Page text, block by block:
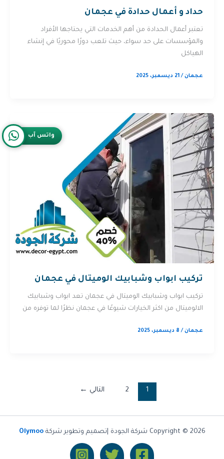
حداد و أعمال حدادة في عجمان
تعتبر أعمال الحدادة من أهم الخدمات التي يحتاجها الأفراد
والمؤسسات على حد سواء، حيث تلعب دورًا محوريًا في إنشاء
الهياكل
عجمان/21 ديسمبر، 2025
تركيب ابواب وشبابيك الوميتال في عجمان
تركيب ابواب وشبابيك الوميتال في عجمان تعد ابواب وشبابيك
الالوميتال من اكثر الخيارات شيوعًا في عجمان نظرًا لما توفره من
عجمان/ 8 ديسمبر، 2025
1
2 التالي ←
Copyright © 2026 شركة الجودة |تصميم وتطوير شركة Olymoo
واتس آب